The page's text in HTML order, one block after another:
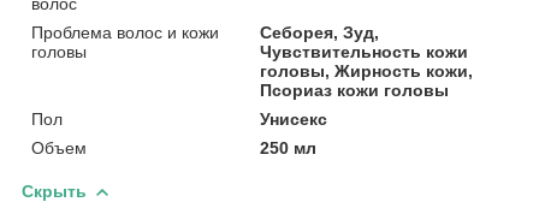
Проблема волос и кожи
головы
Себорея, Зуд,
Чувствительность кожи
головы, Жирность кожи,
Псориаз кожи головы
Пол
Унисекс
Объем
250 мл
Скрыть